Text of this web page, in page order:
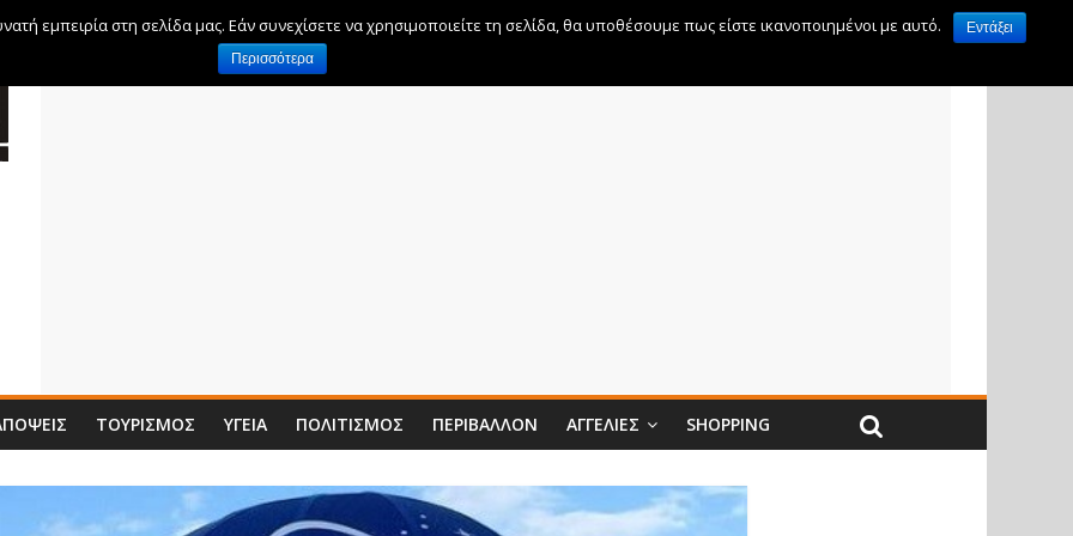
ΤΟΥΡΙΣΜΌΣ ΥΓΕΊΑ ΠΟΛΙΤΙΣΜΌΣ ΠΕΡΙΒΆΛΛΟΝ ΑΓΓΕΛΊΕΣ SHOPPING
εμπειρία στη σελίδα μας. Εάν συνεχίσετε να χρησιμοποιείτε τη σελίδα, θα υποθέσουμε πως είστε ικανοποιημένοι με αυτό.
Εντάξει
Περισσότερα